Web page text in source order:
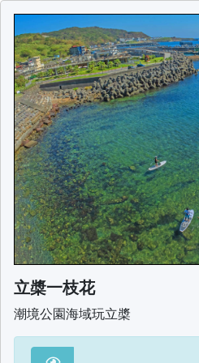
立槳一枝花
潮境公園海域玩立槳